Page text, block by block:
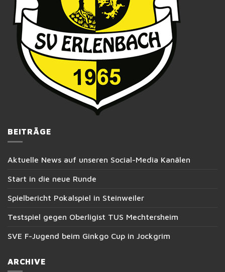
BEITRÄGE
Aktuelle News auf unseren Social-Media Kanälen
Start in die neue Runde
Spielbericht Pokalspiel in Steinweiler
Testspiel gegen Oberligist TUS Mechtersheim
SVE F-Jugend beim Ginkgo Cup in Jockgrim
ARCHIVE